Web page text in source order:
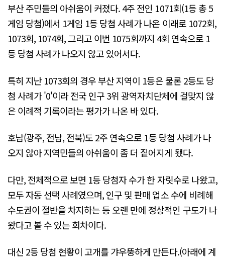
부산 주민들의 아쉬움이 커졌다. 4주 전인 1071회(1등 총 5
게임 당첨)에서 1게임 1등 당첨 사례가 나온 이래로 1072회,
1073회, 1074회, 그리고 이번 1075회까지 4회 연속으로 1
등 당첨 사례가 나오지 않고 있어서다.
특히 지난 1073회의 경우 부산 지역이 1등은 물론 2등도 당
첨 사례가 '0'이라 전국 인구 3위 광역자치단체에 걸맞지 않
은 이례적 기록이라는 평가가 나온 바 있다.
호남(광주, 전남, 전북)도 2주 연속으로 1등 당첨 사례가 나
오지 않아 지역민들의 아쉬움이 좀 더 짙어지게 됐다.
다만, 전체적으로 보면 1등 당첨자 수가 한 자릿수로 나왔고,
모두 자동 선택 사례였으며, 인구 및 판매 업소 수에 비례해
수도권이 절반을 차지하는 등 오랜 만에 정상적인 구도가 나
왔다고 볼 수 있는 회차이다.
대신 2등 당첨 현황이 고개를 갸우뚱하게 만든다.(아래에 계